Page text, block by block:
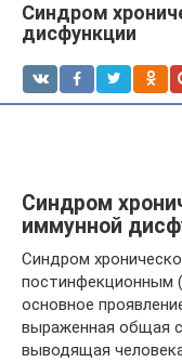
Синдром
дисфункции
Синдром
иммунной
Синдром
постинфекционным
основное
выраженная общая
выводящая